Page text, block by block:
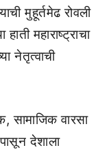
मुहूर्तमेढ रोवली
महाराष्ट्राचा
नेतृत्वाची
सामाजिक वारसा
देशाला